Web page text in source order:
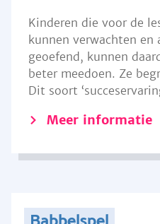
Kinderen die voor de
kunnen verwachten en
geoefend, kunnen
beter meedoen. Ze
Dit soort
Meer informatie